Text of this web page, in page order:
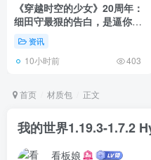
《穿越时空的少女》20周年：
细田守最狠的告白，是逼你承
认有些夏天回不去了！
资讯
10小时前 403
首页 材质包 正文
我的世界1.19.3-1.7.2
看板娘